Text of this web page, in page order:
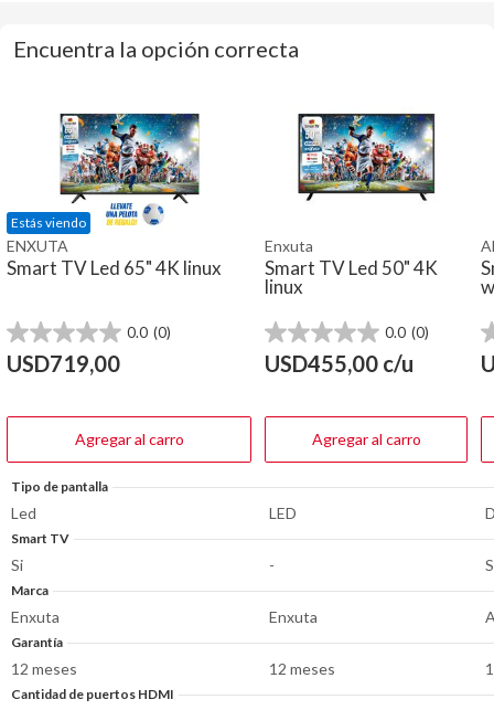
Encuentra la opción correcta
Estás viendo
ENXUTA
Smart TV Led 65" 4K linux
0.0 (0)
0.0
de
5
USD719,00
Agregar al carro
Enxuta
Smart TV Led 50" 4K
linux
0.0 (0)
0.0
de
5
USD455,00 c/u
Agregar al carro
5
Tipo de pantalla
Led LED
Smart TV
Si -
Marca
Enxuta Enxuta
Garantía
12 meses 12 meses
Cantidad de puertos HDMI